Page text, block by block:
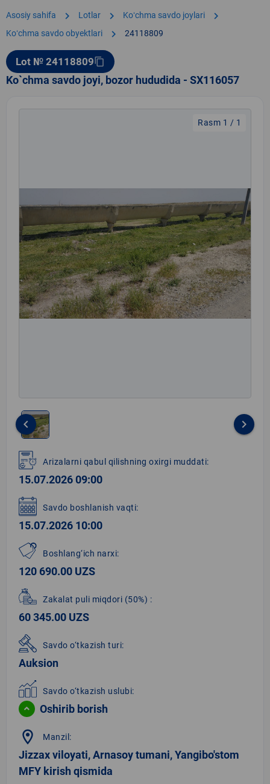
Asosiy sahifa chevron_right Lotlar chevron_right Koʻchma savdo joylari chevron_right
Koʻchma savdo obyektlari chevron_right 24118809
Lot № 24118809content_copy
Ko`chma savdo joyi, bozor hududida - SX116057
Rasm 1 / 1
1
of
1
keyboard_arrow_left keyboard_arrow_right
Arizalarni qabul qilishning oxirgi muddati:
15.07.2026 09:00
Savdo boshlanish vaqti:
15.07.2026 10:00
Boshlang‘ich narxi:
120 690.00 UZS
Zakalat puli miqdori (50%) :
60 345.00 UZS
Savdo o‘tkazish turi:
Auksion
Savdo o‘tkazish uslubi:
Oshirib borish
location_on Manzil:
Jizzax viloyati, Arnasoy tumani, Yangibo'stom
MFY kirish qismida